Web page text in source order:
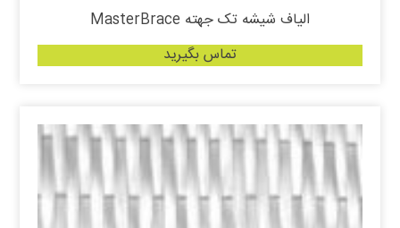
الیاف شیشه تک جهته MasterBrace
تماس بگیرید